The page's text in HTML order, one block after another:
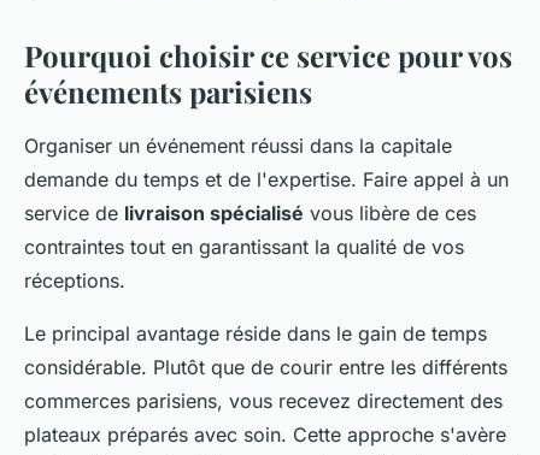
Pourquoi choisir ce service pour vos
événements parisiens
Organiser un événement réussi dans la capitale
demande du temps et de l'expertise. Faire appel à un
service de livraison spécialisé vous libère de ces
contraintes tout en garantissant la qualité de vos
réceptions.
Le principal avantage réside dans le gain de temps
considérable. Plutôt que de courir entre les différents
commerces parisiens, vous recevez directement des
plateaux préparés avec soin. Cette approche s'avère